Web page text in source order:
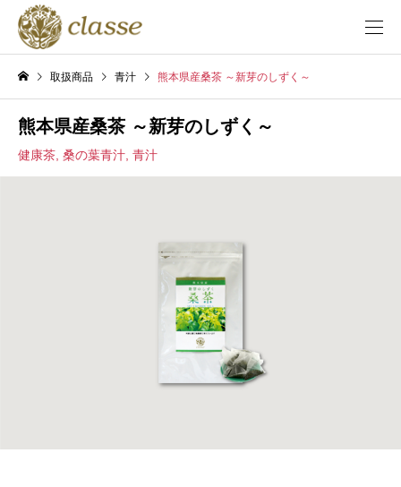
取扱商品 青汁 熊本県産桑茶 ～新芽のしずく～
熊本県産桑茶 ～新芽のしずく～
健康茶 桑の葉青汁 青汁